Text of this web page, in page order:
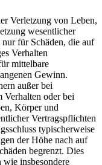
Verletzung von Leben,
wesentlicher
für Schäden, die auf
Verhalten
mittelbare
Gewinn.
außer bei
Verhalten oder bei
Körper und
Vertragspflichten
typischerweise
der Höhe nach auf
begrenzt. Dies
wie insbesondere